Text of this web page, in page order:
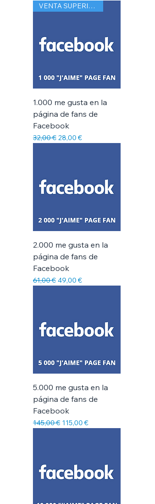
VENTA SUPERIOR
1.000 me gusta en la
página de fans de
Facebook
Precio
32,00 € Precio de oferta
28,00 €
2.000 me gusta en la
página de fans de
Facebook
Precio
61,00 € Precio de oferta
49,00 €
5.000 me gusta en la
página de fans de
Facebook
Precio
145,00 € Precio de oferta
115,00 €